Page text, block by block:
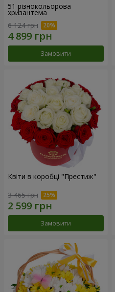
51 різнокольорова
хризантема
6 124 грн
Замовити
Квіти в коробці "Престиж"
3 465 грн
Замовити